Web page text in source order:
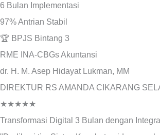
6 Bulan Implementasi
97%Antrian Stabil
🏆 BPJS Bintang 3
RME
INA-CBGsAkuntansi
dr. H. M. Asep Hidayat Lukman, MM
DIREKTUR RS AMANDA CIKARANG
★★★★★
Transformasi Digital 3 Bulan dengan